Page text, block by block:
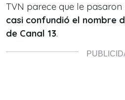
TVN parece que le
casi confundió el nombre
de Canal 13.